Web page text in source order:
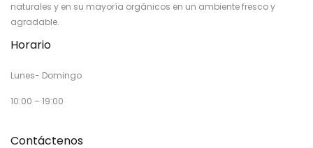
naturales y en su mayoría orgánicos en un ambiente fresco y
agradable.
Horario
Lunes- Domingo
10:00 – 19:00
Contáctenos